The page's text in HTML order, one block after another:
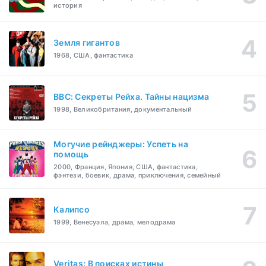
история
Земля гигантов
1968, США, фантастика
BBC: Секреты Рейха. Тайны нацизма
1998, Великобритания, документальный
Могучие рейнджеры: Успеть на
помощь
2000, Франция, Япония, США, фантастика,
фэнтези, боевик, драма, приключения, семейный
Калипсо
1999, Венесуэла, драма, мелодрама
Veritas: В поисках истины